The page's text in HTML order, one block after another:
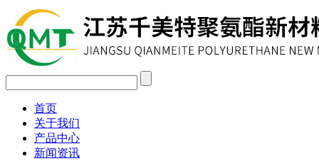
首页
关于我们
产品中心
新闻资讯